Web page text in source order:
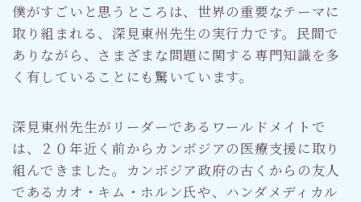
僕がすごいと思うところは、世界の重要なテーマに
取り組まれる、深見東州先生の実行力です。民間で
ありながら、さまざまな問題に関する専門知識を多
く有していることにも驚いています。
深見東州先生がリーダーであるワールドメイトで
は、２０年近く前からカンボジアの医療支援に取り
組んできました。カンボジア政府の古くからの友人
であるカオ・キム・ホルン氏や、ハンダメディカル